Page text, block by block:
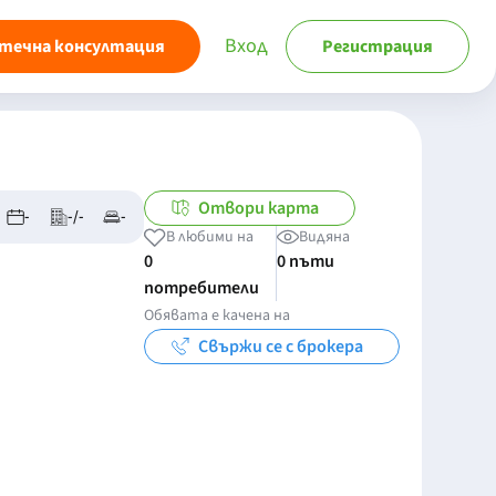
консултация Вход Регистрация
- -/- - Отвори карта
В любими на
0
потребители
Видяна
0 пъти
Обявата е качена на
Свържи се с брокера